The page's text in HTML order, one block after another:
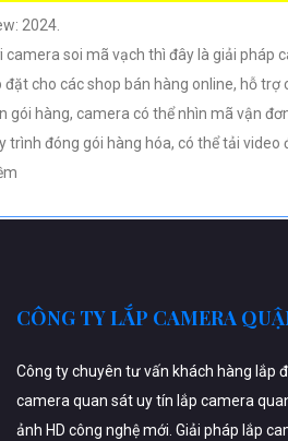
2024.
camera soi mã vạch thì đây là giải pháp
đặt cho các shop bán hàng online, hỗ trợ
gói hàng, camera có thể nhìn mã vận
trình đóng gói hàng hóa, có thể tải
CÔNG TY LẮP CAMERA
Công ty chuyên tư vấn khách hàng lắp
camera quan sát uy tín lắp camera
ảnh HD công nghệ mới. Giải pháp lắp